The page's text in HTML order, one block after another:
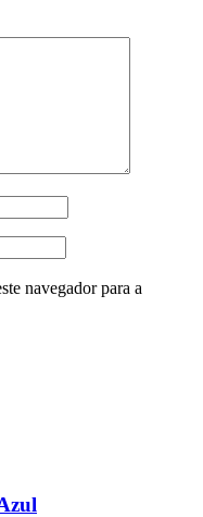
navegador para a